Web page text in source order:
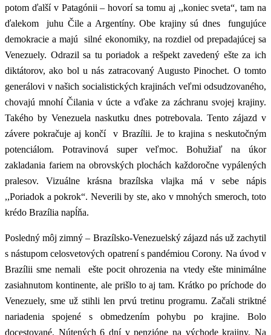
potom ďalší v Patagónii – hovorí sa tomu aj ,,koniec sveta“, tam na
ďalekom juhu Čile a Argentíny. Obe krajiny sú dnes fungujúce
demokracie a majú silné ekonomiky, na rozdiel od prepadajúcej sa
Venezuely. Odrazil sa tu poriadok a rešpekt zavedený ešte za ich
diktátorov, ako bol u nás zatracovaný Augusto Pinochet. O tomto
generálovi v našich socialistických krajinách veľmi odsudzovaného,
chovajú mnohí Čilania v úcte a vďake za záchranu svojej krajiny.
Takého by Venezuela naskutku dnes potrebovala. Tento zájazd v
závere pokračuje aj končí v Brazílii. Je to krajina s neskutočným
potenciálom. Potravinová super veľmoc. Bohužiaľ na úkor
zakladania fariem na obrovských plochách každoročne vypálených
pralesov. Vizuálne krásna brazílska vlajka má v sebe nápis
,,Poriadok a pokrok“. Neverili by ste, ako v mnohých smeroch, toto
krédo Brazília napĺňa.
Posledný môj zimný – Brazílsko-Venezuelský zájazd nás už zachytil
s nástupom celosvetových opatrení s pandémiou Corony. Na úvod v
Brazílii sme nemali ešte pocit ohrozenia na vtedy ešte minimálne
zasiahnutom kontinente, ale prišlo to aj tam. Krátko po príchode do
Venezuely, sme už stihli len prvú tretinu programu. Začali striktné
nariadenia spojené s obmedzením pohybu po krajine. Bolo
docestované. Nútených 6 dní v penzióne na východe krajiny. Na